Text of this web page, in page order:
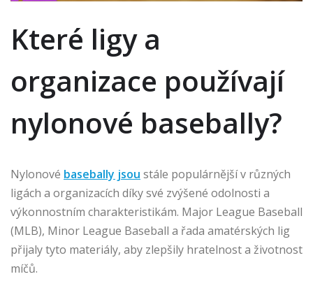
Které ligy a
organizace používají
nylonové basebally?
Nylonové basebally jsou stále populárnější v různých
ligách a organizacích díky své zvýšené odolnosti a
výkonnostním charakteristikám. Major League Baseball
(MLB), Minor League Baseball a řada amatérských lig
přijaly tyto materiály, aby zlepšily hratelnost a životnost
míčů.